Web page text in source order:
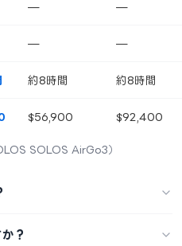
— —
— —
約8時間 約8時間
$56,900 $92,400
SOLOS AirGo3）
？